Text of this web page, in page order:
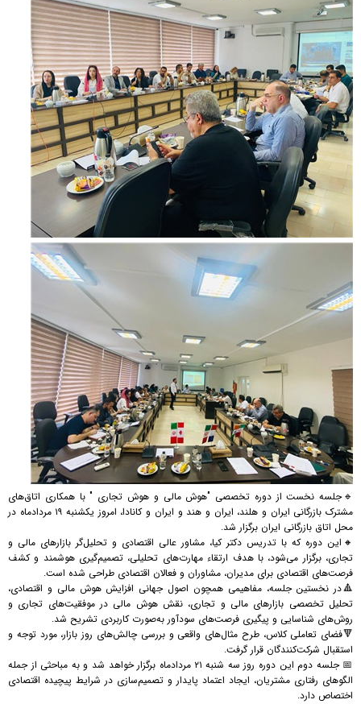
🔹جلسه نخست از دوره تخصصی "هوش مالی و هوش تجاری " با همکاری اتاق‌های
مشترک بازرگانی ایران و هلند، ایران و هند و ایران و کانادا، امروز یکشنبه ۱۹ مردادماه در
محل اتاق بازرگانی ایران برگزار شد.
🔸این دوره که با تدریس دکتر کیا، مشاور عالی اقتصادی و تحلیل‌گر بازارهای مالی و
تجاری، برگزار می‌شود، با هدف ارتقاء مهارت‌های تحلیلی، تصمیم‌گیری هوشمند و کشف
فرصت‌های اقتصادی برای مدیران، مشاوران و فعالان اقتصادی طراحی شده است.
🔺در نخستین جلسه، مفاهیمی همچون اصول جهانی افزایش هوش مالی و اقتصادی،
تحلیل تخصصی بازارهای مالی و تجاری، نقش هوش مالی در موفقیت‌های تجاری و
روش‌های شناسایی و پیگیری فرصت‌های سودآور به‌صورت کاربردی تشریح شد.
🔻فضای تعاملی کلاس، طرح مثال‌های واقعی و بررسی چالش‌های روز بازار، مورد توجه و
استقبال شرکت‌کنندگان قرار گرفت.
📅 جلسه دوم این دوره روز سه شنبه ۲۱ مردادماه برگزار خواهد شد و به مباحثی از جمله
الگوهای رفتاری مشتریان، ایجاد اعتماد پایدار و تصمیم‌سازی در شرایط پیچیده اقتصادی
اختصاص دارد.